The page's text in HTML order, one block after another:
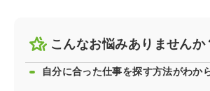
こんなお悩みありませんか
自分に合った仕事を探す方法がわか